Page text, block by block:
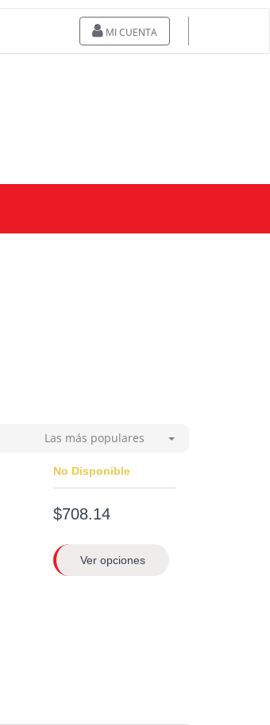
MI CUENTA
Las más populares
No Disponible
$708.14
Ver opciones